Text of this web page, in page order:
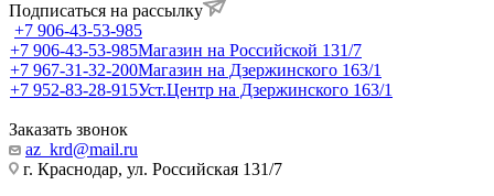
Подписаться на рассылку
+7 906-43-53-985
+7 906-43-53-985Магазин на Российской 131/7
+7 967-31-32-200Магазин на Дзержинского 163/1
+7 952-83-28-915Уст.Центр на Дзержинского 163/1
Заказать звонок
az_krd@mail.ru
г. Краснодар, ул. Российская 131/7